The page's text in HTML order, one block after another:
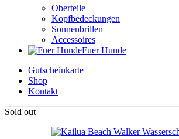
Oberteile
Kopfbedeckungen
Sonnenbrillen
Accessoires
Fuer Hunde
Gutscheinkarte
Shop
Kontakt
Sold out